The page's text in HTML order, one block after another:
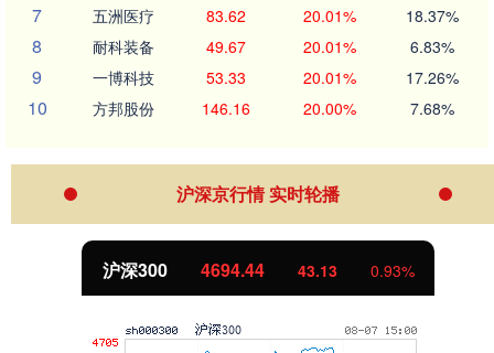
7 五洲医疗 83.62 20.01% 18.37%
8 耐科装备 49.67 20.01% 6.83%
9 一博科技 53.33 20.01% 17.26%
10 方邦股份 146.16 20.00% 7.68%
沪深京行情 实时轮播
沪深300 4694.44 43.13 0.93%